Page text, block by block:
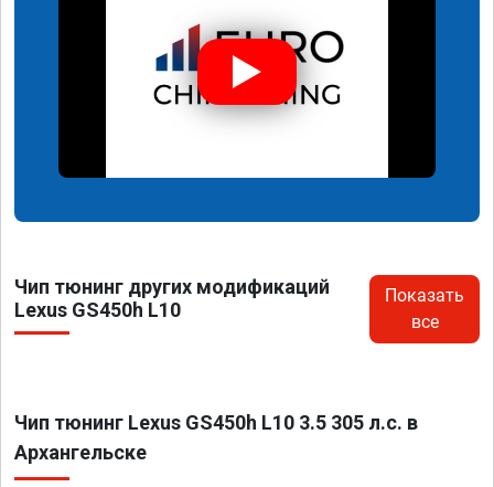
Чип тюнинг других модификаций
Lexus GS450h L10
Показать
все
Чип тюнинг Lexus GS450h L10 3.5 305 л.с. в
Архангельске